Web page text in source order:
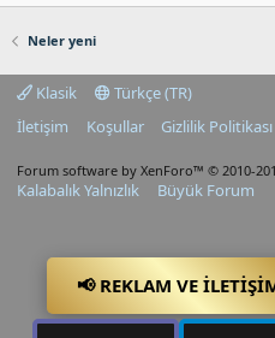
Neler yeni
Klasik
Türkçe (TR)
İletişim
Koşullar Gizlilik Politikası
Forum software by XenForo™ © 2010-
Kalabalık Yalnızlık Büyük Forum
📢 REKLAM VE